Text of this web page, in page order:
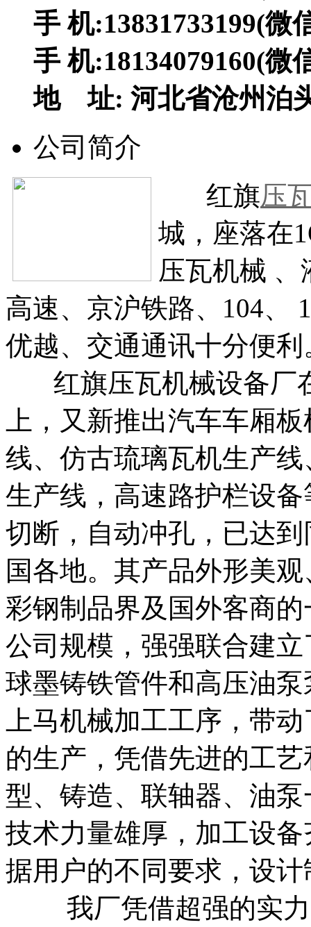
手 机:13831733199(微
手 机:18134079160(微
地 址: 河北省沧州泊
公司简介
红旗压
城，座落在
压瓦机械
高速、京沪铁路、104、
优越、交通通讯十分便利
红旗压瓦机械设备厂
上，又新推出汽车车厢
线、仿古琉璃瓦机生产
生产线，高速路护栏设
切断，自动冲孔，已达
国各地。其产品外形美
彩钢制品界及国外客商
公司规模，强强联合建
球墨铸铁管件和高压油
上马机械加工工序，带
的生产，凭借先进的工
型、铸造、联轴器、油
技术力量雄厚，加工设
据用户的不同要求，设
我厂凭借超强的实力